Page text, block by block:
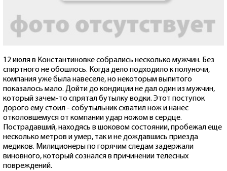
12 июля в Константиновке собрались несколько мужчин. Без
спиртного не обошлось. Когда дело подходило к полуночи,
компания уже была навеселе, но некоторым выпитого
показалось мало. Дойти до кондиции не дал один из мужчин,
который зачем-то спрятал бутылку водки. Этот поступок
дорого ему стоил - собутыльник схватил нож и нанес
отколовшемуся от компании удар ножом в сердце.
Пострадавший, находясь в шоковом состоянии, пробежал еще
несколько метров и умер, так и не дождавшись приезда
медиков. Милиционеры по горячим следам задержали
виновного, который сознался в причинении телесных
повреждений.